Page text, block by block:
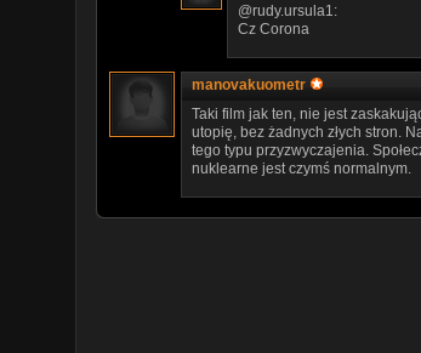
@rudy.ursula1:
Cz Corona
manovakuometr
Taki film jak ten, nie jest
utopię, bez żadnych złych stron.
tego typu przyzwyczajenia.
nuklearne jest czymś normalnym.